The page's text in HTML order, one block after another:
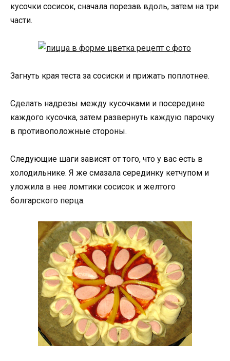
кусочки сосисок, сначала порезав вдоль, затем на три
части.
Загнуть края теста за сосиски и прижать поплотнее.
Сделать надрезы между кусочками и посередине
каждого кусочка, затем развернуть каждую парочку
в противоположные стороны.
Следующие шаги зависят от того, что у вас есть в
холодильнике. Я же смазала серединку кетчупом и
уложила в нее ломтики сосисок и желтого
болгарского перца.